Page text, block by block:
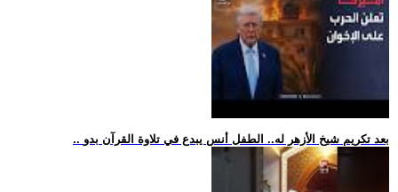
.. بعد تكريم شيخ الأزهر له.. الطفل أنس يبدع في تلاوة القرآن بدو